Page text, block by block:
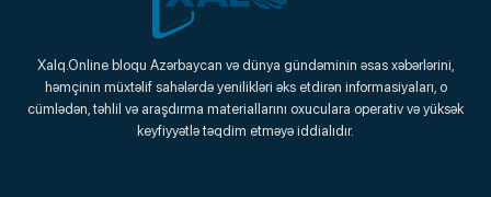
Xalq.Online
Onlayn Platforma
Xalq.Online bloqu Azərbaycan və dünya gündəminin əsas xəbərlərini,
həmçinin müxtəlif sahələrdə yenilikləri əks etdirən informasiyaları, o
cümlədən, təhlil və araşdırma materiallarını oxuculara operativ və yüksək
keyfiyyətlə təqdim etməyə iddialıdır.